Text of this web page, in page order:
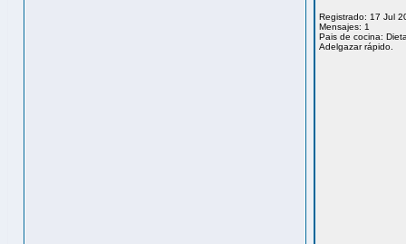
Registrado: 17 Jul
Mensajes: 1
Pais de cocina:
Adelgazar rápido.